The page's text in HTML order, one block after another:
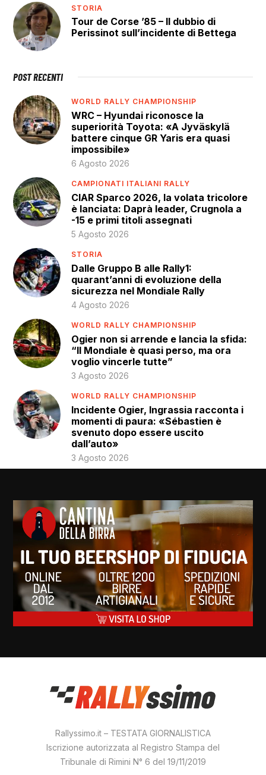
STORIA
Tour de Corse ’85 – Il dubbio di
Perissinot sull’incidente di Bettega
POST RECENTI
WORLD RALLY CHAMPIONSHIP
WRC – Hyundai riconosce la
superiorità Toyota: «A Jyväskylä
battere cinque GR Yaris era quasi
impossibile»
6 Agosto 2026
CAMPIONATI ITALIANI RALLY
CIAR Sparco 2026, la volata tricolore
è lanciata: Daprà leader, Crugnola a
-15 e primi titoli assegnati
5 Agosto 2026
STORIA
Dalle Gruppo B alle Rally1:
quarant’anni di evoluzione della
sicurezza nel Mondiale Rally
4 Agosto 2026
WORLD RALLY CHAMPIONSHIP
Ogier non si arrende e lancia la sfida:
“Il Mondiale è quasi perso, ma ora
voglio vincerle tutte”
3 Agosto 2026
WORLD RALLY CHAMPIONSHIP
Incidente Ogier, Ingrassia racconta i
momenti di paura: «Sébastien è
svenuto dopo essere uscito
dall’auto»
3 Agosto 2026
Rallyssimo.it – TESTATA GIORNALISTICA
Iscrizione autorizzata al Registro Stampa del
Tribunale di Rimini N° 6 del 19/11/2019